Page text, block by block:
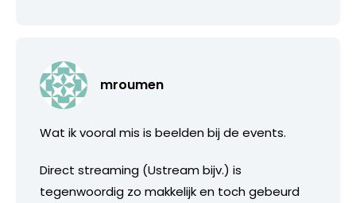
mroumen
Wat ik vooral mis is beelden bij de events.
Direct streaming (Ustream bijv.) is
tegenwoordig zo makkelijk en toch gebeurd